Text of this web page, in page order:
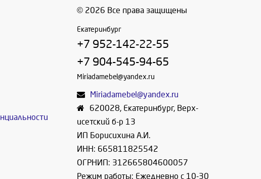
© 2026 Все права защищены
Екатеринбург
+7 952-142-22-55
+7 904-545-94-65
Miriadamebel@yandex.ru
Miriadamebel@yandex.ru
620028, Екатеринбург, Верх-
исетский б-р 13
ИП Борисихина А.И.
ИНН: 665811825542
ОГРНИП: 312665804600057
Режим работы: Ежедневно с 10-30